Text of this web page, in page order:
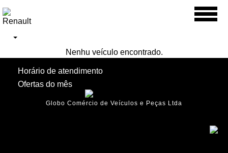
Nenhu veículo encontrado.
Horário de atendimento
Ofertas do mês
Globo Comércio de Veículos e Peças Ltda